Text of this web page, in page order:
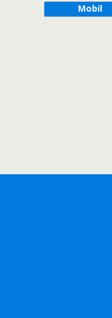
Mobil